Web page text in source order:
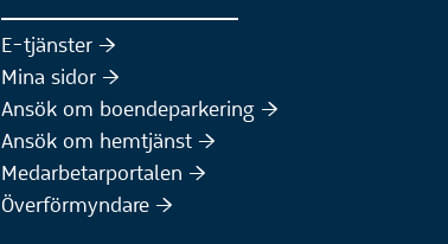
E-tjänster :höger:
Mina sidor :höger:
Ansök om boendeparkering :höger:
Ansök om hemtjänst :höger:
Medarbetarportalen :höger:
Överförmyndare :höger: